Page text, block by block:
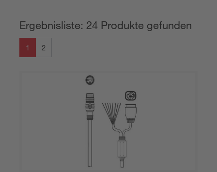
Ergebnisliste: 24 Produkte gefunden
1 2